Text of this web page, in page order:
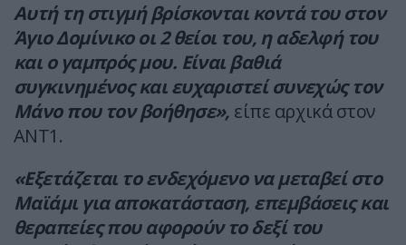
Αυτή τη στιγμή βρίσκονται κοντά του στον
Άγιο Δομίνικο οι 2 θείοι του, η αδελφή του
και ο γαμπρός μου. Είναι βαθιά
συγκινημένος και ευχαριστεί συνεχώς τον
Μάνο που τον βοήθησε», είπε αρχικά στον
ΑΝΤ1.
«Εξετάζεται το ενδεχόμενο να μεταβεί στο
Μαϊάμι για αποκατάσταση, επεμβάσεις και
θεραπείες που αφορούν το δεξί του